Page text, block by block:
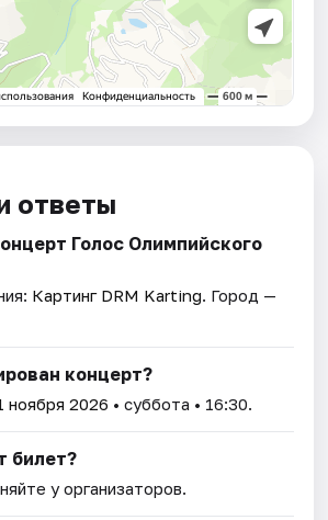
ответы
Голос Олимпийского
Картинг DRM Karting. Город —
концерт?
ноября 2026 • суббота • 16:30.
билет?
у организаторов.